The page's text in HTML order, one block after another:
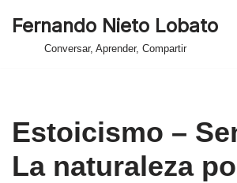
Fernando Nieto Lobato
Conversar, Aprender, Compartir
Estoicismo –
La naturaleza